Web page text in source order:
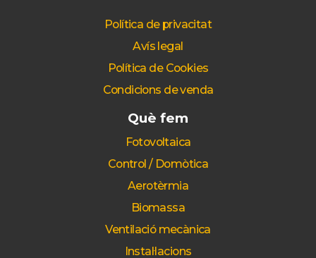
Política de privacitat
Avís legal
Política de Cookies
Condicions de venda
Què fem
Fotovoltaica
Control / Domòtica
Aerotèrmia
Biomassa
Ventilació mecànica
Instal·lacions